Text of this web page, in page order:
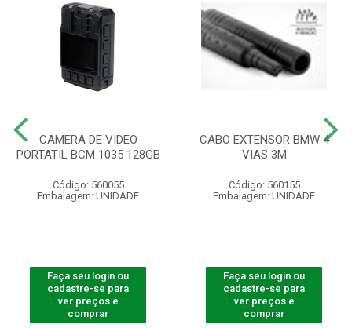
CAMERA DE VIDEO
PORTATIL BCM 1035 128GB
Código: 560055
Embalagem: UNIDADE
Faça seu login ou
cadastre-se para
ver preços e
comprar
CABO EXTENSOR BMW 4
VIAS 3M
Código: 560155
Embalagem: UNIDADE
Faça seu login ou
cadastre-se para
ver preços e
comprar